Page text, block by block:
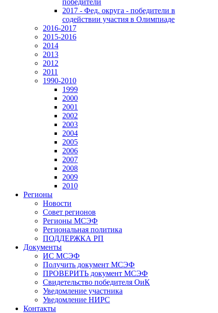
победители
2017 - Фед. округа - победители в
содействии участия в Олимпиаде
2016-2017
2015-2016
2014
2013
2012
2011
1990-2010
1999
2000
2001
2002
2003
2004
2005
2006
2007
2008
2009
2010
Регионы
Новости
Совет регионов
Регионы МСЭФ
Региональная политика
ПОДДЕРЖКА РП
Документы
ИС МСЭФ
Получить документ МСЭФ
ПРОВЕРИТЬ документ МСЭФ
Свидетельство победителя ОиК
Уведомление участника
Уведомление НИРС
Контакты